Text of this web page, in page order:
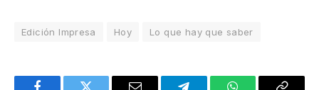
Edición Impresa Hoy Lo que hay que saber